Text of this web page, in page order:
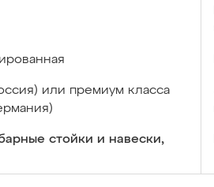
или премиум класса
стойки и навески,